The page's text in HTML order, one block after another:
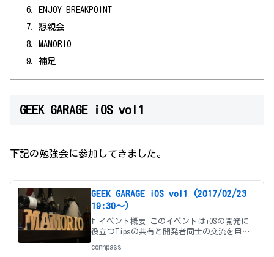
ENJOY BREAKPOINT
懇親会
MAMORIO
補足
GEEK GARAGE iOS vol1
下記の勉強会に参加してきました。
GEEK GARAGE iOS vol1 (2017/02/23
19:30〜)
# イベント概要 このイベントはiOSの開発に
役立つTipsの共有と開発者同士の交流を目的
Tips、後半に懇親会を予定しています。 # 当
connpass